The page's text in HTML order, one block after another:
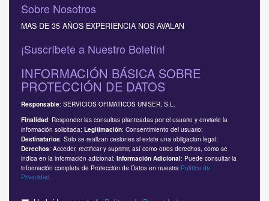
Sobre Nosotros
MAS DE 35 AÑOS EXPERIENCIA NOS AVALAN
¡Suscríbete a Nuestro Boletín!
INFORMACIÓN BÁSICA SOBRE
PROTECCIÓN DE DATOS
Responsable: SERVICIOS OFIMATICOS UNISER, S.L.
Finalidad: Responder las consultas planteadas por el usuario y enviarle la
información solicitada; Legitimación: Consentimiento del usuario;
Destinatarios: Solo se realizan cesiones si existe una obligación legal;
Derechos: Acceder, rectificar y suprimir, así como otros derechos, como se
indica en la información adicional; Información Adicional: Puede consultar la
información completa de Protección de Datos en nuestra Política de
Privacidad.